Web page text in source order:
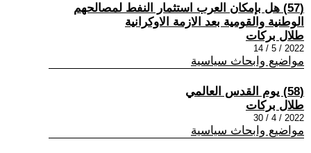
(57) هل بإمكان العرب استثمار النفط لمصالحهم
الوطنية والقومية بعد الازمة الاوكرانية
طلال بركات
2022 / 5 / 14
مواضيع وابحاث سياسية
(58) يوم القدس العالمي
طلال بركات
2022 / 4 / 30
مواضيع وابحاث سياسية